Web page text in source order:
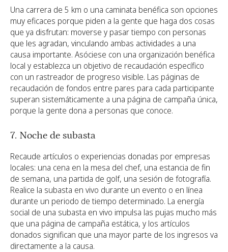
Una carrera de 5 km o una caminata benéfica son opciones
muy eficaces porque piden a la gente que haga dos cosas
que ya disfrutan: moverse y pasar tiempo con personas
que les agradan, vinculando ambas actividades a una
causa importante. Asóciese con una organización benéfica
local y establezca un objetivo de recaudación específico
con un rastreador de progreso visible. Las páginas de
recaudación de fondos entre pares para cada participante
superan sistemáticamente a una página de campaña única,
porque la gente dona a personas que conoce.
7. Noche de subasta
Recaude artículos o experiencias donadas por empresas
locales: una cena en la mesa del chef, una estancia de fin
de semana, una partida de golf, una sesión de fotografía.
Realice la subasta en vivo durante un evento o en línea
durante un periodo de tiempo determinado. La energía
social de una subasta en vivo impulsa las pujas mucho más
que una página de campaña estática, y los artículos
donados significan que una mayor parte de los ingresos va
directamente a la causa.